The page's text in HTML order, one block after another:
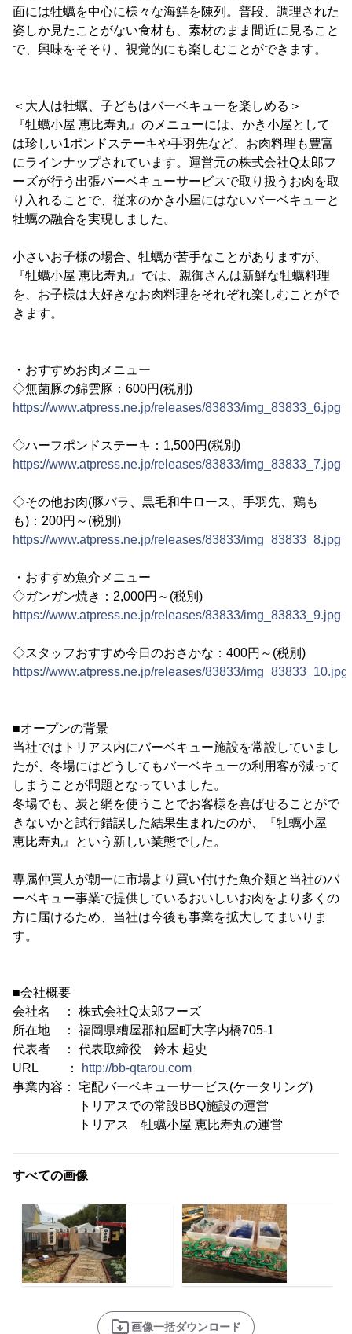
面には牡蠣を中心に様々な海鮮を陳列。普段、調理された
姿しか見たことがない食材も、素材のまま間近に見ること
で、興味をそそり、視覚的にも楽しむことができます。
＜大人は牡蠣、子どもはバーベキューを楽しめる＞
『牡蠣小屋 恵比寿丸』のメニューには、かき小屋として
は珍しい1ポンドステーキや手羽先など、お肉料理も豊富
にラインナップされています。運営元の株式会社Q太郎フ
ーズが行う出張バーベキューサービスで取り扱うお肉を取
り入れることで、従来のかき小屋にはないバーベキューと
牡蠣の融合を実現しました。
小さいお子様の場合、牡蠣が苦手なことがありますが、
『牡蠣小屋 恵比寿丸』では、親御さんは新鮮な牡蠣料理
を、お子様は大好きなお肉料理をそれぞれ楽しむことがで
きます。
・おすすめお肉メニュー
◇無菌豚の錦雲豚：600円(税別)
https://www.atpress.ne.jp/releases/83833/img_83833_6.jpg
◇ハーフポンドステーキ：1,500円(税別)
https://www.atpress.ne.jp/releases/83833/img_83833_7.jpg
◇その他お肉(豚バラ、黒毛和牛ロース、手羽先、鶏も
も)：200円～(税別)
https://www.atpress.ne.jp/releases/83833/img_83833_8.jpg
・おすすめ魚介メニュー
◇ガンガン焼き：2,000円～(税別)
https://www.atpress.ne.jp/releases/83833/img_83833_9.jpg
◇スタッフおすすめ今日のおさかな：400円～(税別)
https://www.atpress.ne.jp/releases/83833/img_83833_10.jpg
■オープンの背景
当社ではトリアス内にバーベキュー施設を常設していまし
たが、冬場にはどうしてもバーベキューの利用客が減って
しまうことが問題となっていました。
冬場でも、炭と網を使うことでお客様を喜ばせることがで
きないかと試行錯誤した結果生まれたのが、『牡蠣小屋
恵比寿丸』という新しい業態でした。
専属仲買人が朝一に市場より買い付けた魚介類と当社のバ
ーベキュー事業で提供しているおいしいお肉をより多くの
方に届けるため、当社は今後も事業を拡大してまいりま
す。
■会社概要
会社名 ： 株式会社Q太郎フーズ
所在地 ： 福岡県糟屋郡粕屋町大字内橋705-1
代表者 ： 代表取締役 鈴木 起史
URL ：
http://bb-qtarou.com
事業内容： 宅配バーベキューサービス(ケータリング)
トリアスでの常設BBQ施設の運営
トリアス 牡蠣小屋 恵比寿丸の運営
すべての画像
画像一括ダウンロード